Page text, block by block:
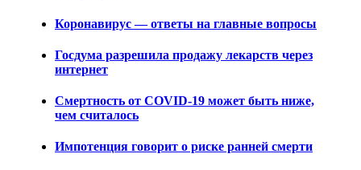
Коронавирус — ответы на главные вопросы
Госдума разрешила продажу лекарств через
интернет
Смертность от COVID-19 может быть ниже,
чем считалось
Импотенция говорит о риске ранней смерти